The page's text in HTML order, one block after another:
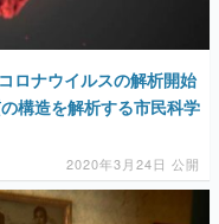
ロナウイルスの解析開始
構造を解析する市民科学
2020年3月24日 公開